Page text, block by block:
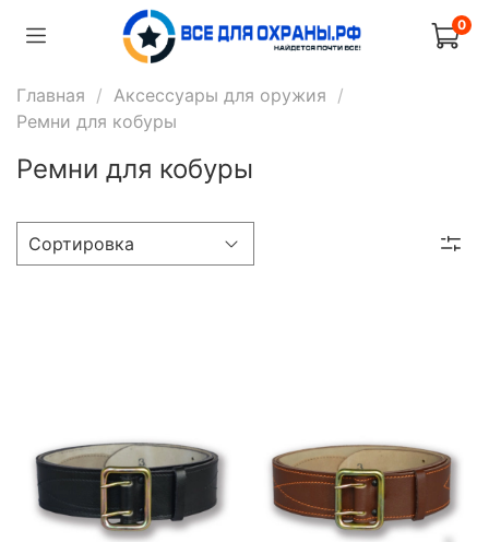
0
Главная
Аксессуары для оружия
Ремни для кобуры
Ремни для кобуры